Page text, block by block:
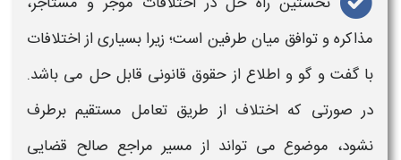
مذاکره و توافق میان طرفین است؛ زیرا بسیاری از اختلافات
با گفت و گو و اطلاع از حقوق قانونی قابل حل می باشد.
در صورتی که اختلاف از طریق تعامل مستقیم برطرف
نشود، موضوع می تواند از مسیر مراجع صالح قضایی